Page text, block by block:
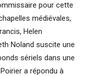
pour cette
médiévales,
Helen
Noland suscite une
sériels dans une
a répondu à